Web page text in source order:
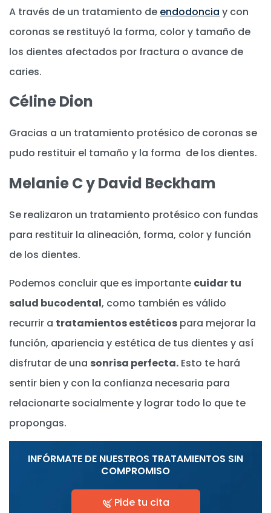
A través de un tratamiento de endodoncia y con
coronas se restituyó la forma, color y tamaño de
los dientes afectados por fractura o avance de
caries.
Céline Dion
Gracias a un tratamiento protésico de coronas se
pudo restituir el tamaño y la forma de los dientes.
Melanie C y David Beckham
Se realizaron un tratamiento protésico con fundas
para restituir la alineación, forma, color y función
de los dientes.
Podemos concluir que es importante cuidar tu
salud bucodental, como también es válido
recurrir a tratamientos estéticos para mejorar la
función, apariencia y estética de tus dientes y así
disfrutar de una sonrisa perfecta. Esto te hará
sentir bien y con la confianza necesaria para
relacionarte socialmente y lograr todo lo que te
propongas.
INFÓRMATE DE NUESTROS TRATAMIENTOS SIN
COMPROMISO
Pide tu cita